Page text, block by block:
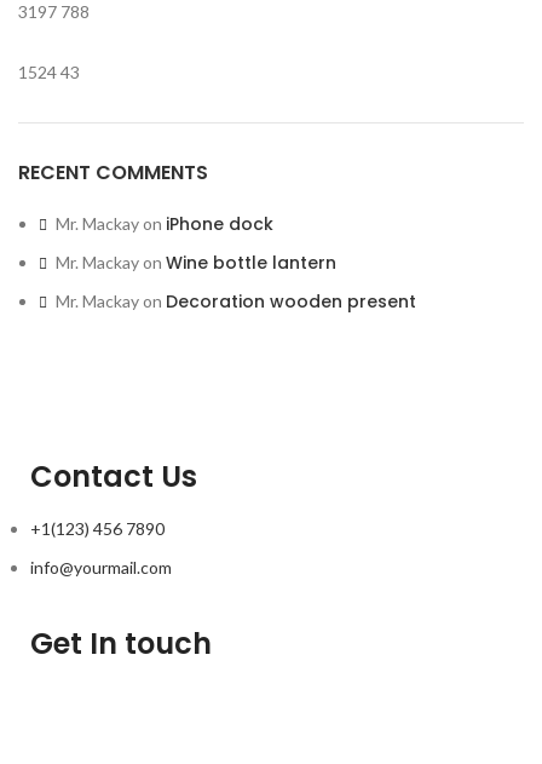
3197 788
152443
RECENT COMMENTS
Mr. Mackayon iPhone dock
Mr. Mackayon Wine bottle lantern
Mr. Mackayon Decoration wooden present
Contact Us
+1(123) 456 7890
info@yourmail.com
Get In touch